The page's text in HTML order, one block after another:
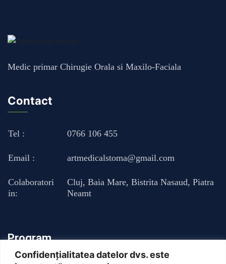
Confidențialitatea datelor dvs. este
Medic primar Chirugie Orala si Maxilo-Faciala
Contact
Tel : 0766 106 455
Email : artmedicalstoma@gmail.com
Colaboratori
in:
Cluj, Baia Mare, Bistrita Nasaud, Piatra
Neamt
Program